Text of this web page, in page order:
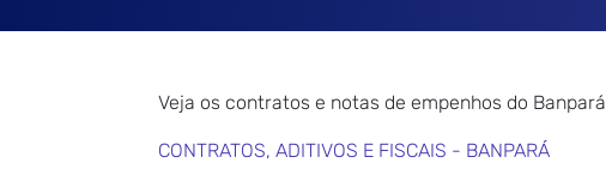
Veja os contratos e notas de empenhos do Banpará
CONTRATOS, ADITIVOS E FISCAIS - BANPARÁ